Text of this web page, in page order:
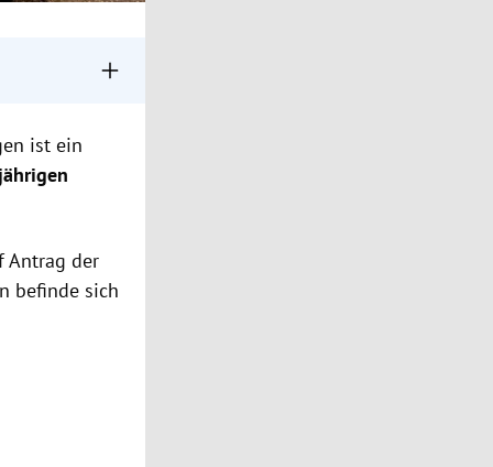
in Haft.
ist ein
Antrag der
befinde sich